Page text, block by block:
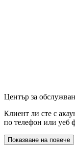
Център за
Клиент ли сте с
по телефон или уеб
Показване на повече